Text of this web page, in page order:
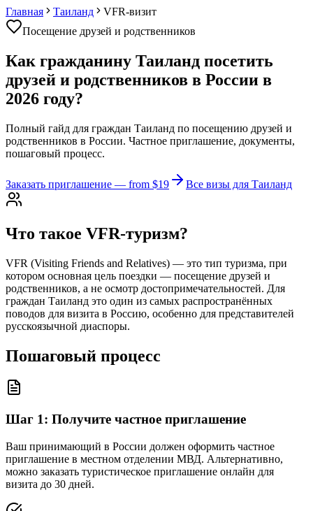
Главная Таиланд
VFR-визит
Посещение друзей и родственников
Как гражданину Таиланд посетить
друзей и родственников в России в
2026 году?
Полный гайд для граждан Таиланд по посещению друзей и
родственников в России. Частное приглашение, документы,
пошаговый процесс.
Заказать приглашение — from $19 Все визы для Таиланд
Что такое VFR-туризм?
VFR (Visiting Friends and Relatives) — это тип туризма, при
котором основная цель поездки — посещение друзей и
родственников, а не осмотр достопримечательностей. Для
граждан Таиланд это один из самых распространённых
поводов для визита в Россию, особенно для представителей
русскоязычной диаспоры.
Пошаговый процесс
Шаг 1: Получите частное приглашение
Ваш принимающий в России должен оформить частное
приглашение в местном отделении МВД. Альтернативно,
можно заказать туристическое приглашение онлайн для
визита до 30 дней.